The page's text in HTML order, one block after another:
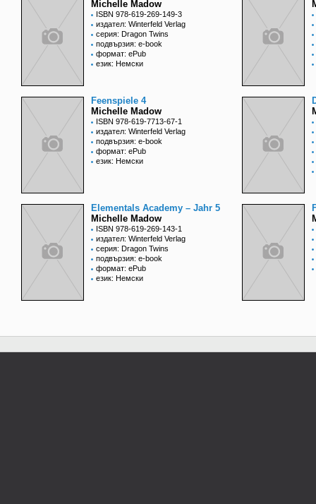
Michelle Madow
ISBN 978-619-269-149-3
издател: Winterfeld Verlag
серия: Dragon Twins
подвързия: e-book
формат: ePub
език: Немски
Feenspiele 4
Michelle Madow
ISBN 978-619-7713-67-1
издател: Winterfeld Verlag
подвързия: e-book
формат: ePub
език: Немски
Elementals Academy – Jahr 5
Michelle Madow
ISBN 978-619-269-143-1
издател: Winterfeld Verlag
серия: Dragon Twins
подвързия: e-book
формат: ePub
език: Немски